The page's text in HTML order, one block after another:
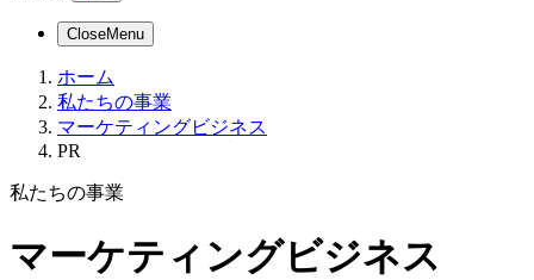
CloseMenu
ホーム
私たちの事業
マーケティングビジネス
PR
私たちの事業
マーケティングビジネス